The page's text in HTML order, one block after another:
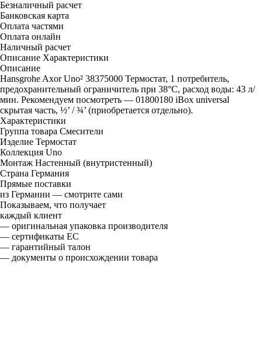
Безналичный расчет
Банковская карта
Оплата частями
Оплата онлайн
Наличный расчет
Описание Характеристики
Описание
Hansgrohe Axor Uno² 38375000 Термостат, 1 потребитель,
предохранительный ограничитель при 38°C, расход воды: 43 л/
мин. Рекомендуем посмотреть — 01800180 iBox universal
скрытая часть, ½’ / ¾’ (приобретается отдельно).
Характеристики
Группа товара Смесители
Изделие Термостат
Коллекция Uno
Монтаж Настенный (внутристенный)
Страна Германия
Прямые поставки
из Германии — смотрите сами
Показываем, что получает
каждый клиент
— оригинальная упаковка производителя
— сертификаты ЕС
— гарантийный талон
— документы о происхождении товара